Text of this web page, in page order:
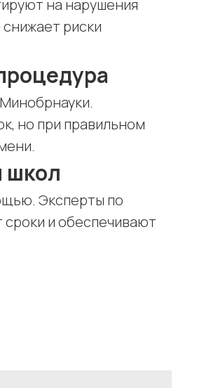
на нарушения
риски
но при правильном
школ
Эксперты по
и обеспечивают